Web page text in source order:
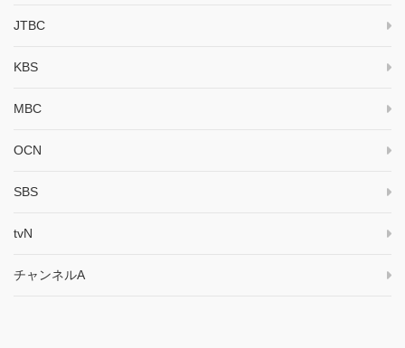
JTBC
KBS
MBC
OCN
SBS
tvN
チャンネルA